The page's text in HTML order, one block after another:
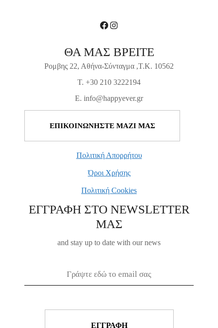
ΘΑ ΜΑΣ ΒΡΕΙΤΕ
Ρομβης 22, Αθήνα-Σύνταγμα ,Τ.Κ. 10562
T. +30 210 3222194
E. info@happyever.gr
ΕΠΙΚΟΙΝΩΝΗΣΤΕ ΜΑΖΙ ΜΑΣ
Πολιτική Απορρήτου
Όροι Χρήσης
Πολιτική Cookies
Facebook
Instagram
ΕΓΓΡΑΦΗ ΣΤΟ NEWSLETTER
ΜΑΣ
and stay up to date with our news